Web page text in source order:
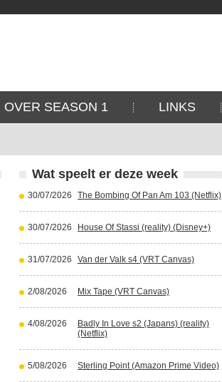
OVER SEASON 1 LINKS
Wat speelt er deze week
30/07/2026 The Bombing Of Pan Am 103 (Netflix)
30/07/2026 House Of Stassi (reality) (Disney+)
31/07/2026 Van der Valk s4 (VRT Canvas)
2/08/2026 Mix Tape (VRT Canvas)
4/08/2026
Badly In Love s2 (Japans) (reality)
(Netflix)
5/08/2026 Sterling Point (Amazon Prime Video)